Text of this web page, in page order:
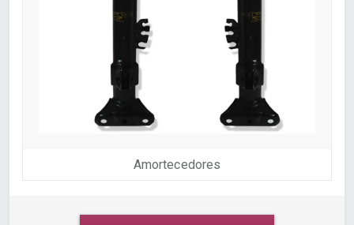
Amortecedores